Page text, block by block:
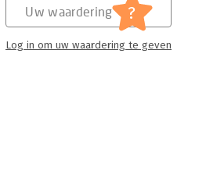
Uw waardering ?
Log in om uw waardering te geven